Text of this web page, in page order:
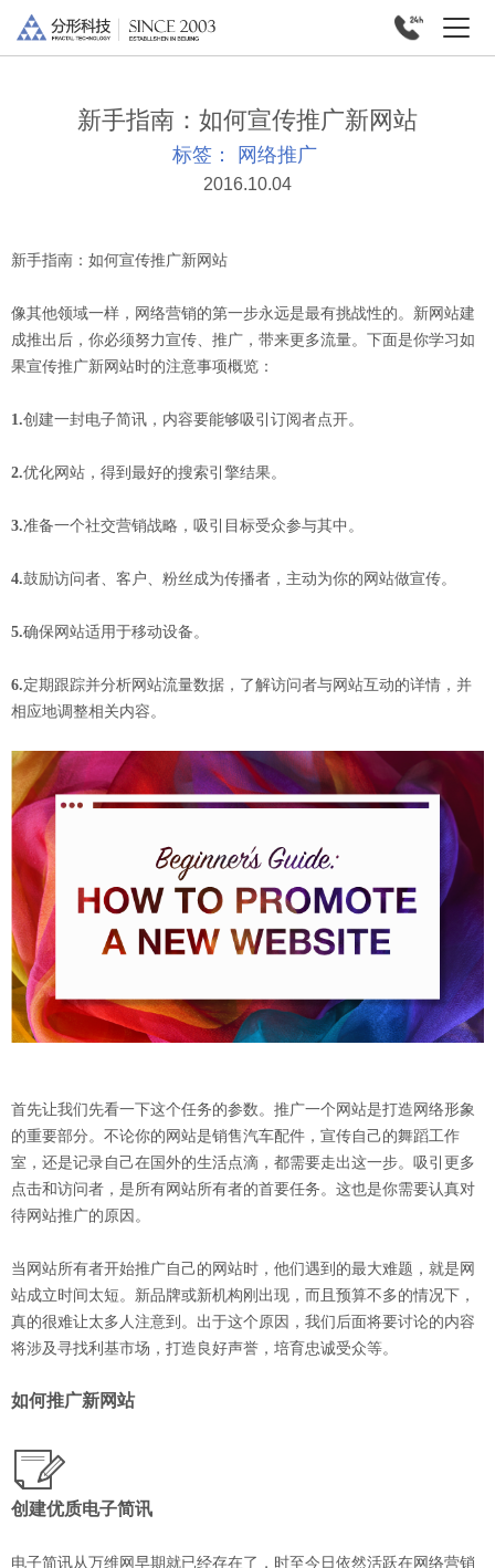
新手指南：如何宣传推广新网站
标签： 网络推广
2016.10.04
新手指南：如何宣传推广新网站
像其他领域一样，网络营销的第一步永远是最有挑战性的。新网站建
成推出后，你必须努力宣传、推广，带来更多流量。下面是你学习如
果宣传推广新网站时的注意事项概览：
1.创建一封电子简讯，内容要能够吸引订阅者点开。
2.优化网站，得到最好的搜索引擎结果。
3.准备一个社交营销战略，吸引目标受众参与其中。
4.鼓励访问者、客户、粉丝成为传播者，主动为你的网站做宣传。
5.确保网站适用于移动设备。
6.定期跟踪并分析网站流量数据，了解访问者与网站互动的详情，并
相应地调整相关内容。
首先让我们先看一下这个任务的参数。推广一个网站是打造网络形象
的重要部分。不论你的网站是销售汽车配件，宣传自己的舞蹈工作
室，还是记录自己在国外的生活点滴，都需要走出这一步。吸引更多
点击和访问者，是所有网站所有者的首要任务。这也是你需要认真对
待网站推广的原因。
当网站所有者开始推广自己的网站时，他们遇到的最大难题，就是网
站成立时间太短。新品牌或新机构刚出现，而且预算不多的情况下，
真的很难让太多人注意到。出于这个原因，我们后面将要讨论的内容
将涉及寻找利基市场，打造良好声誉，培育忠诚受众等。
如何推广新网站
创建优质电子简讯
电子简讯从万维网早期就已经存在了，时至今日依然活跃在网络营销